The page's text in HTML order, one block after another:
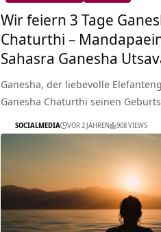
Wir feiern 3 Tage
Chaturthi –
Sahasra Ganesha
Ganesha, der liebevolle
Ganesha Chaturthi seinen
SOCIALMEDIA VOR 2 JAHREN 908 VIEWS